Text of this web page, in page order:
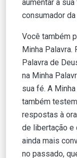
aumentar a sua
consumador
Você também
Minha
Palavra de
na Minha
sua fé. A
também
respostas à
de libertação e
ainda mais
no passado,